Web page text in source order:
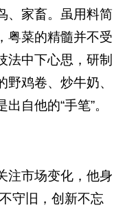
、家畜。虽用料简
粤菜的精髓并不受
法中下心思，研制
鸡卷、炒牛奶、
自他的“手笔”。
注市场变化，他身
守旧，创新不忘